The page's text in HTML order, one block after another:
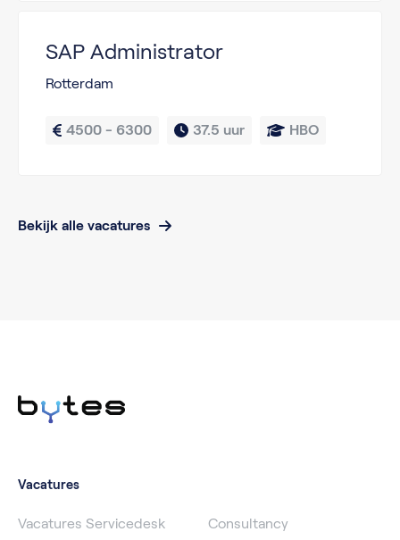
SAP Administrator
Rotterdam
4500 - 6300 37.5 uur HBO
Bekijk alle vacatures
Vacatures
Vacatures Servicedesk
Consultancy